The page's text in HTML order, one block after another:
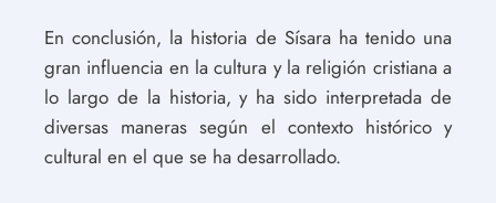
En conclusión, la historia de Sísara ha tenido una
gran influencia en la cultura y la religión cristiana a
lo largo de la historia, y ha sido interpretada de
diversas maneras según el contexto histórico y
cultural en el que se ha desarrollado.